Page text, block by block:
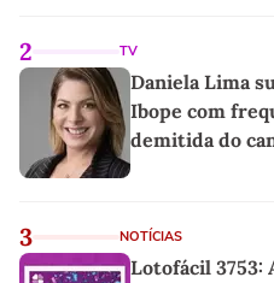
2 TV
Daniela Lima
Ibope com
demitida do
3 NOTÍCIAS
Lotofácil 3753: